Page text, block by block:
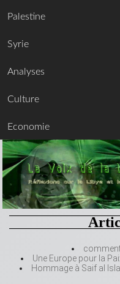
Palestine
Syrie
Analyses
Culture
Economie
Une Europe pour la
Hommage à Saif al